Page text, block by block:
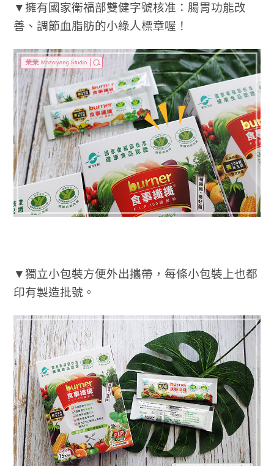
▼擁有國家衛福部雙健字號核准：腸胃功能改
善、調節血脂肪的小綠人標章喔！
▼獨立小包裝方便外出攜帶，每條小包裝上也都
印有製造批號。